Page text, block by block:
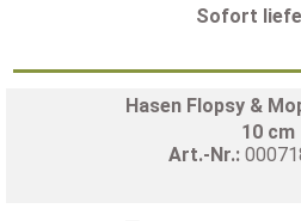
Sofort
Hasen Flopsy &
10 cm
Art.-Nr.: